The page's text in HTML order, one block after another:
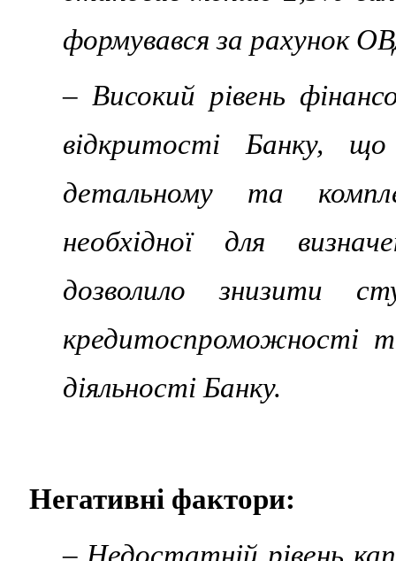
формувався за рахунок
– Високий рівень
відкритості Банку,
детальному та
необхідної для
дозволило знизити
кредитоспроможності
діяльності Банку.
Негативні фактори: